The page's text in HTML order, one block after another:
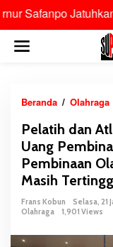
Jatuhkan
Beranda / Olahraga
l
t
i
h
Pelatih dan
Uang
Pembinaan
Masih
Frans Kobun
Selasa, 21
Olahraga
1,901 Views